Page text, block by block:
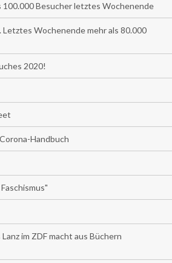
100.000 Besucher letztes Wochenende
Wochenende mehr als 80.000
2020!
Handbuch
im ZDF macht aus Büchern